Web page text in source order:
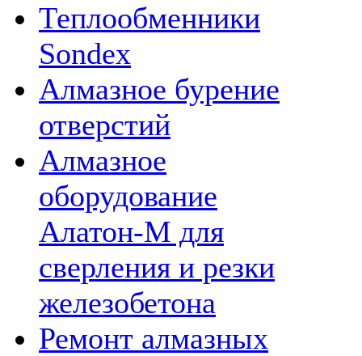
Теплообменники
Sondex
Алмазное бурение
отверстий
Алмазное
оборудование
Алатон-М для
сверления и резки
железобетона
Ремонт алмазных